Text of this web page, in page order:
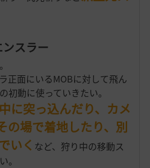
スラー
正面にいるMOBに対して飛ん
初動に使っていきたい。
に突っ込んだり、カメ
の場で着地したり、別
いく など、狩り中の移動ス
。